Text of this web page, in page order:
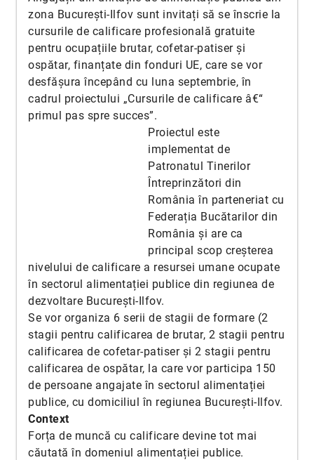
zona București-Ilfov sunt invitați să se înscrie la
cursurile de calificare profesională gratuite
pentru ocupațiile brutar, cofetar-patiser și
ospătar, finanțate din fonduri UE, care se vor
desfășura începând cu luna septembrie, în
cadrul proiectului „Cursurile de calificare â€“
primul pas spre succes”.
Proiectul este
implementat de
Patronatul Tinerilor
Întreprinzători din
România în parteneriat cu
Federația Bucătarilor din
România și are ca
principal scop creșterea
nivelului de calificare a resursei umane ocupate
în sectorul alimentației publice din regiunea de
dezvoltare București-Ilfov.
Se vor organiza 6 serii de stagii de formare (2
stagii pentru calificarea de brutar, 2 stagii pentru
calificarea de cofetar-patiser și 2 stagii pentru
calificarea de ospătar, la care vor participa 150
de persoane angajate în sectorul alimentației
publice, cu domiciliul în regiunea București-Ilfov.
Context
Forța de muncă cu calificare devine tot mai
căutată în domeniul alimentației publice.